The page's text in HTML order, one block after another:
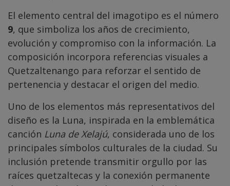
El elemento central del imagotipo es el número
9, que simboliza los años de crecimiento,
evolución y compromiso con la información. La
composición incorpora referencias visuales a
Quetzaltenango para reforzar el sentido de
pertenencia y destacar el origen del medio.
Uno de los elementos más representativos del
diseño es la Luna, inspirada en la emblemática
canción Luna de Xelajú, considerada uno de los
principales símbolos culturales de la ciudad. Su
inclusión pretende transmitir orgullo por las
raíces quetzaltecas y la conexión permanente